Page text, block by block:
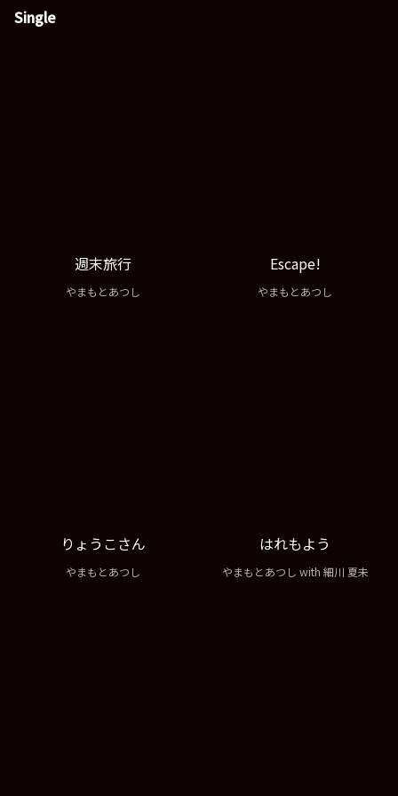
Single
週末旅行
やまもとあつし
Escape!
やまもとあつし
りょうこさん
やまもとあつし
はれもよう
やまもとあつし with 細川 夏未